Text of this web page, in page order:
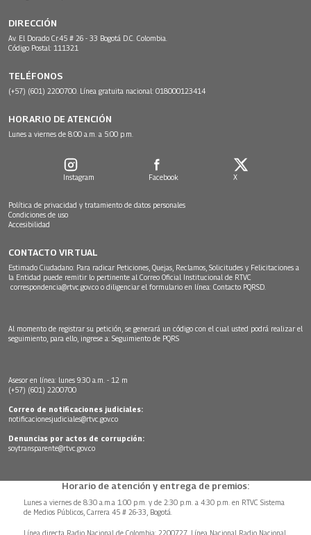
DIRECCIÓN
Av. El Dorado Cr.45 # 26 - 33 Bogotá D.C. Colombia.
Código Postal: 111321
TELÉFONOS
(+57) (601) 2200700. Línea gratuita nacional: 018000123414
HORARIO DE ATENCIÓN
Lunes a viernes de 8:00 a.m. a 5:00 p.m.
Instagram Facebook X
Política de privacidad y tratamiento de datos personales
Condiciones de uso
Accesibilidad
CONTACTO VIRTUAL
Estimado Ciudadano: Para radicar Peticiones, Quejas, Reclamos, Solicitudes y Felicitaciones a
la Entidad puede remitir lo pertinente al Correo Oficial Institucional de RTVC
correspondencia@rtvc.gov.co o diligenciar el formulario en línea: Contacto PQRSD.
Al momento de registrar su petición, se generará un código con el cual usted podrá realizar el
seguimiento, para ello, ingrese a: Seguimiento de PQRS
Asesor en línea: lunes 9:30 a.m. - 12 m
(+57) (601) 2200700
Correo de notificaciones judiciales:
notificacionesjudiciales@rtvc.gov.co
Denuncias por actos de corrupción:
soytransparente@rtvc.gov.co
Horario de atención y entrega de premios:
Lunes a viernes de 8:30 a.m.a 1:00 p.m. y de 2:30 p.m. a 4:30 p.m. en RTVC Sistema
de Medios Públicos, Carrera 45 # 26-33, Bogotá.
Línea directa Radio Nacional de Colombia: 2200727, Línea Nacional Radio Nacional